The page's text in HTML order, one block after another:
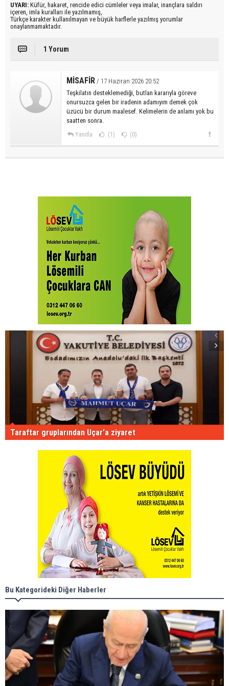
UYARI: Küfür, hakaret, rencide edici cümleler veya imalar, inançlara saldırı
içeren, imla kuralları ile yazılmamış,
Türkçe karakter kullanılmayan ve büyük harflerle yazılmış yorumlar
onaylanmamaktadır.
1 Yorum
MİSAFİR / 17 Haziran 2026 20:52
Teşkilatın desteklemediği, butlan kararıyla göreve
onursuzca gelen bir iradenin adamıyım demek çok
üzücü bir durum maalesef. Kelimelerin de anlamı yok bu
saatten sonra.
Yanıtla (1) (0)
Taraftar gruplarından Uçar'a ziyaret
Bu Kategorideki Diğer Haberler